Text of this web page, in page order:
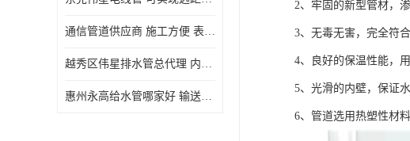
通信管道供应商 施工方便 表面电阻系数大
越秀区伟星排水管总代理 内部表面光滑 大功率 效率高
惠州永高给水管哪家好 输送能力强 方便施工和运输
2、牢固的新型管材，渗
3、无毒无害，完全符
4、良好的保温性能，
5、光滑的内壁，保证
6、管道选用热塑性材